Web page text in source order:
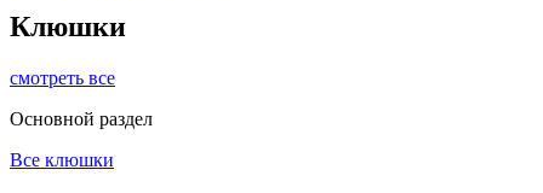
Клюшки
смотреть все
Основной раздел
Все клюшки